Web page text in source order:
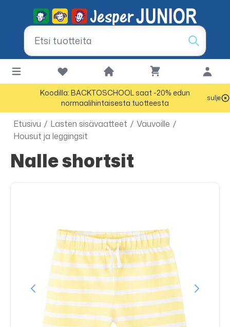
Koodilla: BACKTOSCHOOL saat -20% edun
normaalihintaisesta tuotteesta
sulje
Etusivu / Lasten sisävaatteet / Vauvoille /
Housut ja leggingsit
Nalle shortsit